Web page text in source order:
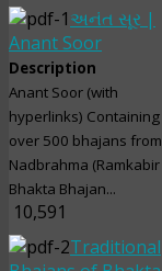
અનંત સૂર |
Anant Soor
Description
Anant Soor (with
hyperlinks) Containing
over 500 bhajans from
Nadbrahma (Ramkabir
Bhakta Bhajan...
10,591
Traditional